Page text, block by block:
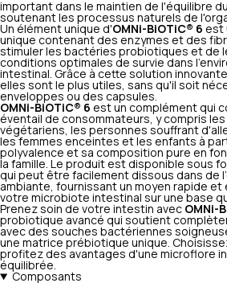
important dans le maintien de l'équilibre
soutenant les processus naturels de
Un élément unique d'OMNi-BiOTiC® 6 est
unique contenant des enzymes et des
stimuler les bactéries probiotiques et de
conditions optimales de survie dans
intestinal. Grâce à cette solution
elles sont le plus utiles, sans qu'il soit
enveloppes ou des capsules.
OMNi-BiOTiC® 6 est un complément qui
éventail de consommateurs, y compris
végétariens, les personnes souffrant
les femmes enceintes et les enfants à
polyvalence et sa composition pure en
la famille. Le produit est disponible sous
qui peut être facilement dissous dans de
ambiante, fournissant un moyen rapide
votre microbiote intestinal sur une base
Prenez soin de votre intestin avec OMNi-
probiotique avancé qui soutient
avec des souches bactériennes
une matrice prébiotique unique.
profitez des avantages d'une microflore
équilibrée.
Composants